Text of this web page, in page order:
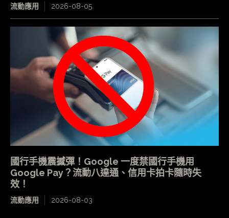
流動應用 2026-08-05
國行手機震撼彈！Google 一度禁國行手機用
Google Pay？流動八達通、信用卡拍卡隨時失
效！
流動應用 2026-08-03